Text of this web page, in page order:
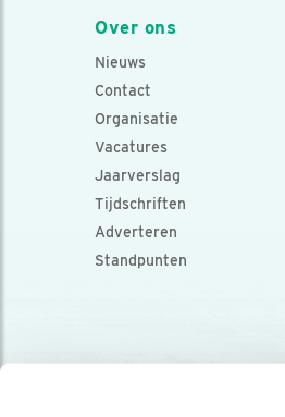
Over ons
Nieuws
Contact
Organisatie
Vacatures
Jaarverslag
Tijdschriften
Adverteren
Standpunten